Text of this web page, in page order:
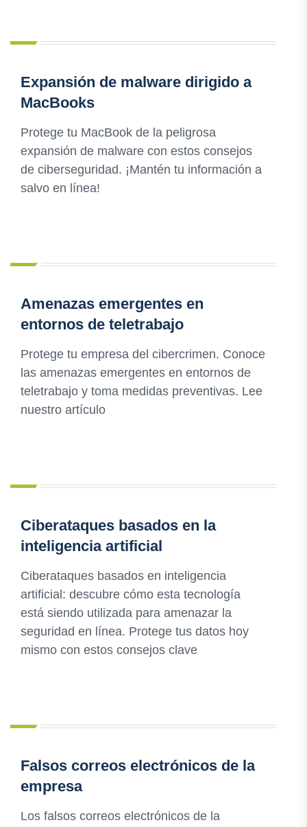
Expansión de malware dirigido a
MacBooks
Protege tu MacBook de la peligrosa
expansión de malware con estos consejos
de ciberseguridad. ¡Mantén tu información a
salvo en línea!
Amenazas emergentes en
entornos de teletrabajo
Protege tu empresa del cibercrimen. Conoce
las amenazas emergentes en entornos de
teletrabajo y toma medidas preventivas. Lee
nuestro artículo
Ciberataques basados en la
inteligencia artificial
Ciberataques basados en inteligencia
artificial: descubre cómo esta tecnología
está siendo utilizada para amenazar la
seguridad en línea. Protege tus datos hoy
mismo con estos consejos clave
Falsos correos electrónicos de la
empresa
Los falsos correos electrónicos de la